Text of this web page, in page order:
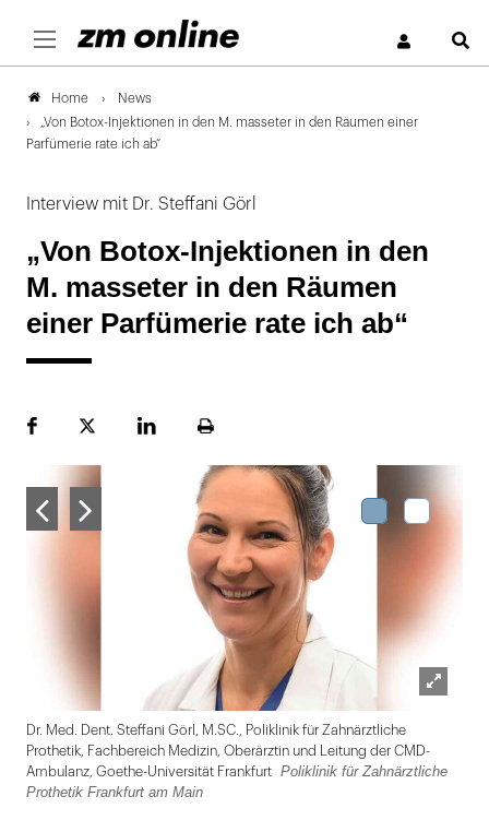
Home
News
„Von Botox-Injektionen in den M. masseter in den Räumen einer
Parfümerie rate ich ab“
Interview mit Dr. Steffani Görl
„Von Botox-Injektionen in den
M. masseter in den Räumen
einer Parfümerie rate ich ab“
FacebookPlattformLinekdInSeite
Dr. Med. Dent. Steffani Görl, M.SC., Poliklinik für Zahnärztliche
Prothetik, Fachbereich Medizin, Oberärztin und Leitung der CMD-
Ambulanz, Goethe-Universität Frankfurt
Poliklinik für Zahnärztliche
Prothetik Frankfurt am Main